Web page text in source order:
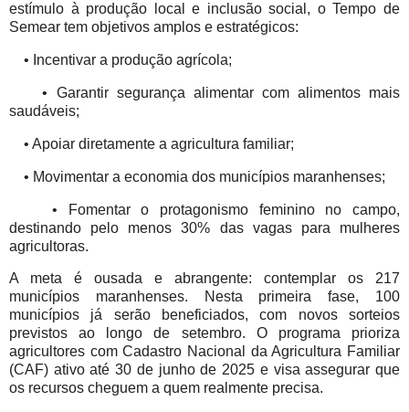
estímulo à produção local e inclusão social, o Tempo de
Semear tem objetivos amplos e estratégicos:
• Incentivar a produção agrícola;
• Garantir segurança alimentar com alimentos mais
saudáveis;
• Apoiar diretamente a agricultura familiar;
• Movimentar a economia dos municípios maranhenses;
• Fomentar o protagonismo feminino no campo,
destinando pelo menos 30% das vagas para mulheres
agricultoras.
A meta é ousada e abrangente: contemplar os 217
municípios maranhenses. Nesta primeira fase, 100
municípios já serão beneficiados, com novos sorteios
previstos ao longo de setembro. O programa prioriza
agricultores com Cadastro Nacional da Agricultura Familiar
(CAF) ativo até 30 de junho de 2025 e visa assegurar que
os recursos cheguem a quem realmente precisa.